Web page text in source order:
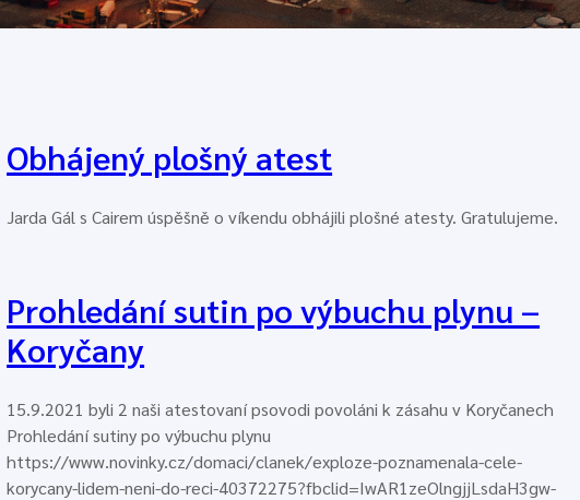
Obhájený plošný atest
Jarda Gál s Cairem úspěšně o víkendu obhájili plošné atesty. Gratulujeme.
Prohledání sutin po výbuchu plynu –
Koryčany
15.9.2021 byli 2 naši atestovaní psovodi povoláni k zásahu v Koryčanech
Prohledání sutiny po výbuchu plynu
https://www.novinky.cz/domaci/clanek/exploze-poznamenala-cele-
korycany-lidem-neni-do-reci-40372275?fbclid=IwAR1zeOlngjjLsdaH3gw-